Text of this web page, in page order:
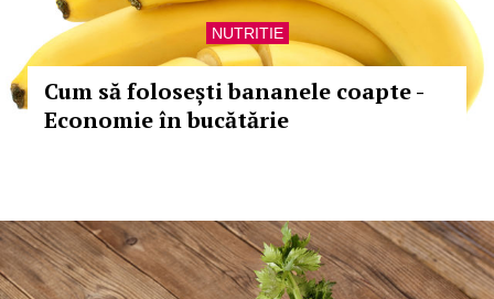
NUTRITIE
Cum să folosești bananele coapte -
Economie în bucătărie